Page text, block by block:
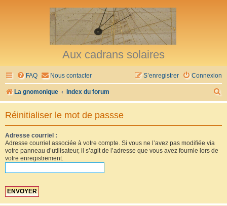
Aux cadrans solaires
FAQ Nous contacter Connexion
S’enregistrer
La gnomonique Index du forum
e
Réinitialiser le mot de passse
Adresse courriel :
Adresse courriel associée à votre compte. Si vous ne l’avez pas modifiée via
votre panneau d’utilisateur, il s’agit de l’adresse que vous avez fournie lors de
votre enregistrement.